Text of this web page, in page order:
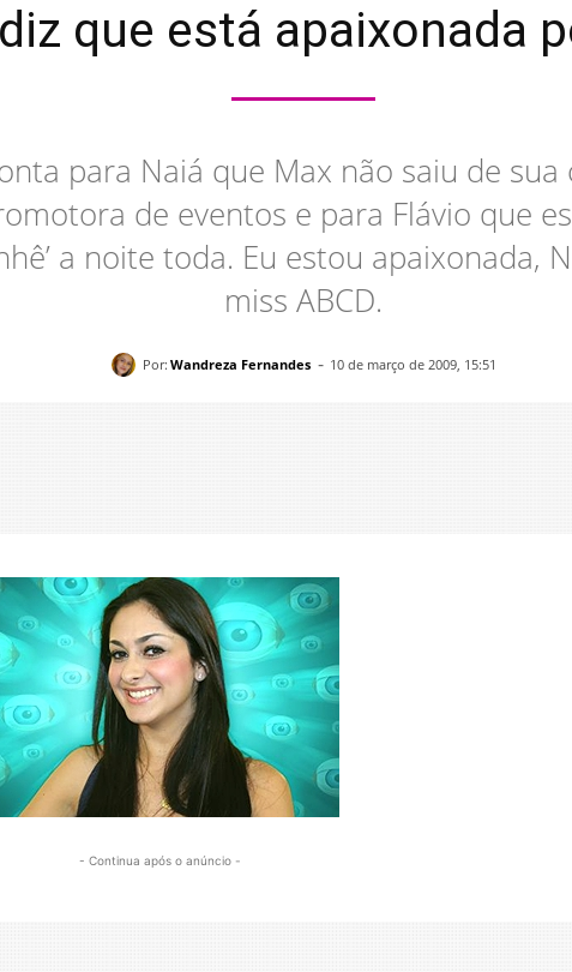
que está apaixonada
para Naiá que Max não saiu de
de eventos e para Flávio que
a noite toda. Eu estou apaixonada,
miss ABCD.
Por: Wandreza Fernandes - 10 de março de 2009, 15:51
- Continua após o anúncio -